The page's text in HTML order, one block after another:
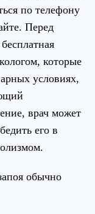
по телефону
Перед
которые
условиях,
врач может
его в
обычно